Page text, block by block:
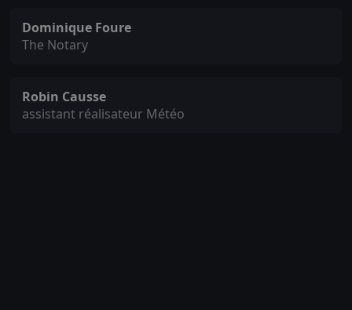
Dominique Foure
The Notary
Robin Causse
assistant réalisateur Météo